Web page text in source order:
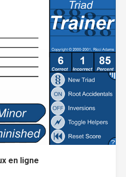
en ligne